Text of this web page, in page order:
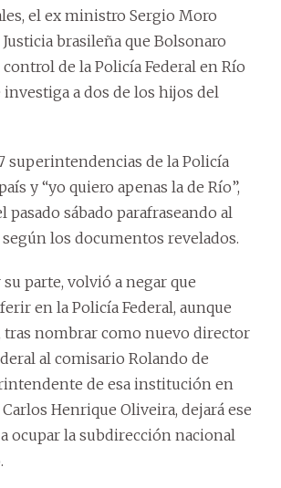
el ex ministro Sergio Moro
brasileña que Bolsonaro
de la Policía Federal en Río
investiga a dos de los hijos del
superintendencias de la Policía
y “yo quiero apenas la de Río”,
pasado sábado parafraseando al
según los documentos revelados.
parte, volvió a negar que
en la Policía Federal, aunque
tras nombrar como nuevo director
al comisario Rolando de
de esa institución en
Henrique Oliveira, dejará ese
ocupar la subdirección nacional